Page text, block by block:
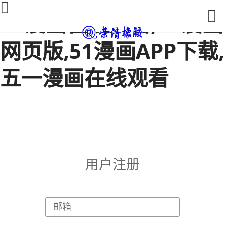
51漫画在线观看,51漫画
网页版,51漫画APP下载,
五一漫画在线观看
用户注册